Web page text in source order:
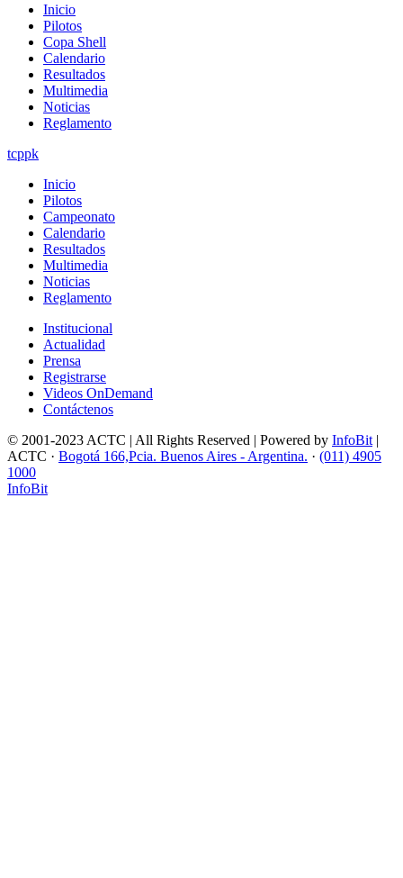
Inicio
Pilotos
Copa Shell
Calendario
Resultados
Multimedia
Noticias
Reglamento
tcppk
Inicio
Pilotos
Campeonato
Calendario
Resultados
Multimedia
Noticias
Reglamento
Institucional
Actualidad
Prensa
Registrarse
Videos OnDemand
Contáctenos
© 2001-2023 ACTC | All Rights Reserved | Powered by InfoBit |
ACTC · Bogotá 166,Pcia. Buenos Aires - Argentina. · (011) 4905
1000
InfoBit